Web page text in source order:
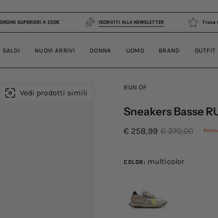
PER ORDINI SUPERIORI A 150€ ISCRIVITI ALLA NEWSLETTER
SALDI NUOVI ARRIVI DONNA UOMO BRAND OUTFIT
Vedi prodotti simili
RUN OF
Sneakers Basse
€ 258,99 € 370,00
COLOR: multicolor